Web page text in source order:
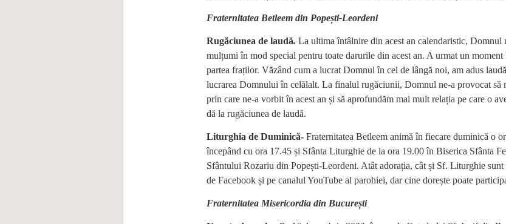
Fraternitatea Betleem din Popești-Leordeni
Rugăciunea de laudă. La ultima întâlnire din acest an calendaristic, Domnul
mulțumi în mod special pentru toate darurile din acest an. A urmat un
partea fraților. Văzând cum a lucrat Domnul în cel de lângă noi, am adus
lucrarea Domnului în celălalt. La finalul rugăciunii, Domnul ne-a provocat să
prin care ne-a vorbit în acest an și să aprofundăm mai mult relația pe care o
dă la rugăciunea de laudă.
Liturghia de Duminică- Fraternitatea Betleem animă în fiecare duminică o
începând cu ora 17.45 și Sfânta Liturghie de la ora 19.00 în Biserica Sfânta
Sfântului Rozariu din Popești-Leordeni. Atât adorația, cât și Sf. Liturghie sunt
de Facebook și pe canalul YouTube al parohiei, dar cine dorește poate
Fraternitatea Misericordia din București